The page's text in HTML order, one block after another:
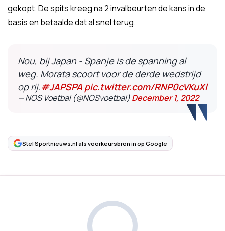
gekopt. De spits kreeg na 2 invalbeurten de kans in de
basis en betaalde dat al snel terug.
Nou, bij Japan - Spanje is de spanning al
weg. Morata scoort voor de derde wedstrijd
op rij.#JAPSPA pic.twitter.com/RNP0cVKuXl
— NOS Voetbal (@NOSvoetbal)December 1, 2022
Stel Sportnieuws.nl als voorkeursbron in op Google